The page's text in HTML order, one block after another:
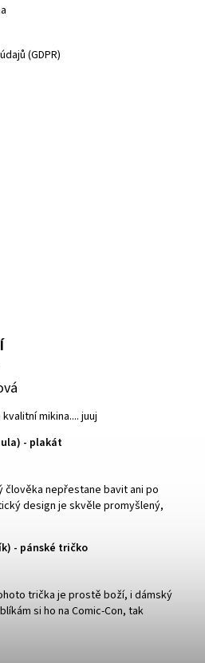
(GDPR)
mikina.... juuj
- plakát
nepřestane bavit ani po
design je skvěle promyšlený,
- pánské tričko
trička je prostě boží, i dámský
si ho na Comic-Con, tak